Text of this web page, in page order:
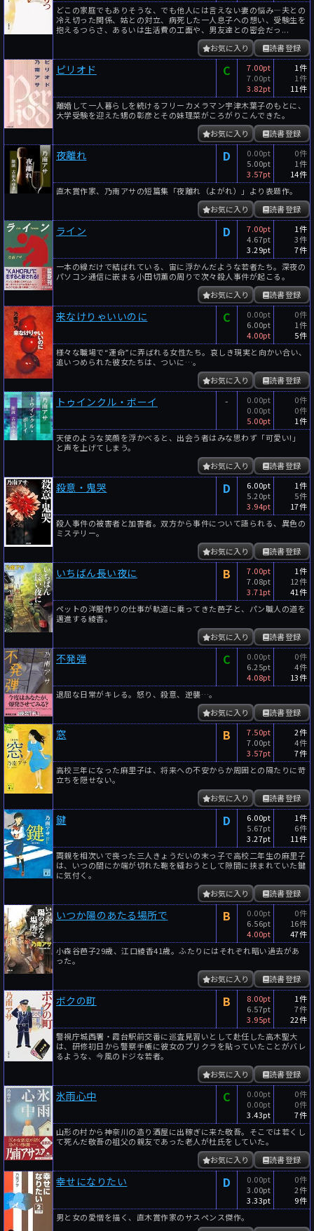
どこの家庭でもありそうな、でも他人には言えない妻の悩み―夫との
冷え切った関係、姑との対立、病死した一人息子への想い、受験生を
抱えるつらさ、あるいは生活費の工面や、男友達との密会だっ...
読書登録
お気に入り
ピリオド C
7.00pt
7.00pt
3.82pt
1件
1件
11件
離婚して一人暮らしを続けるフリーカメラマン宇津木葉子のもとに、
大学受験を迎えた甥の彰彦とその妹理菜がころがりこんできた。
読書登録
お気に入り
夜離れ D
0.00pt
5.00pt
3.57pt
0件
1件
14件
直木賞作家、乃南アサの短篇集「夜離れ（よがれ）」より表題作。
読書登録
お気に入り
ライン D
7.00pt
4.67pt
3.29pt
1件
3件
7件
一本の線だけで結ばれている、宙に浮かんだような若者たち。深夜の
パソコン通信に嵌まる小田切薫の周りで次々殺人事件が起こる。
読書登録
お気に入り
来なけりゃいいのに C
0.00pt
6.00pt
4.00pt
0件
1件
5件
様々な職場で“運命”に弄ばれる女性たち。哀しき現実と向かい合い、
追いつめられた彼女たちは、ついに…。
読書登録
お気に入り
トゥインクル・ボーイ -
0.00pt
0.00pt
5.00pt
0件
0件
1件
天使のような笑顔を浮かべると、出会う者はみな思わず「可愛い!」
と声を上げてしまう。
読書登録
お気に入り
殺意・鬼哭 D
6.00pt
5.20pt
3.94pt
1件
5件
17件
殺人事件の被害者と加害者。双方から事件について語られる、異色の
ミステリー。
読書登録
お気に入り
いちばん長い夜に B
7.00pt
7.08pt
3.71pt
1件
12件
41件
ペットの洋服作りの仕事が軌道に乗ってきた芭子と、パン職人の道を
邁進する綾香。
読書登録
お気に入り
不発弾 C
0.00pt
6.25pt
4.08pt
0件
4件
13件
退屈な日常がキレる。怒り、殺意、逆襲…。
読書登録
お気に入り
窓 B
7.50pt
7.00pt
3.57pt
2件
4件
7件
高校三年になった麻里子は、将来への不安からか周囲との隔たりに苛
立ちを隠せない。
読書登録
お気に入り
鍵 D
6.00pt
5.67pt
3.27pt
1件
6件
11件
両親を相次いで喪った三人きょうだいの末っ子で高校二年生の麻里子
は、いつの間にか端が切れた鞄を縫おうとして隙間に挟まれていた鍵
に気付く。
読書登録
お気に入り
いつか陽のあたる場所で B
0.00pt
6.56pt
4.00pt
0件
16件
47件
小森谷芭子29歳、江口綾香41歳。ふたりにはそれぞれ暗い過去があ
った。
読書登録
お気に入り
ボクの町 B
8.00pt
6.57pt
3.95pt
1件
7件
22件
警視庁城西署・霞台駅前交番に巡査見習いとして赴任した高木聖大
は、研修初日から警察手帳に彼女のプリクラを貼っていたことがバレ
るような、今風のドジな若者。
読書登録
お気に入り
氷雨心中 C
0.00pt
0.00pt
3.43pt
0件
0件
7件
山形の村から神奈川の造り酒屋に出稼ぎに来た敬吾。そこでは若くし
て死んだ敬吾の祖父の親友であった老人が杜氏をしていた。
読書登録
お気に入り
幸せになりたい D
0.00pt
3.00pt
3.33pt
0件
2件
9件
男と女の愛憎を描く、直木賞作家のサスペンス傑作。